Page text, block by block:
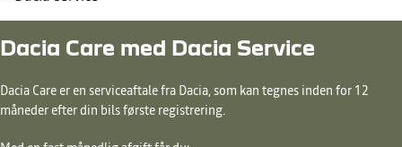
Dacia Care med Dacia Service
Dacia Care er en serviceaftale fra Dacia, som kan tegnes inden for 12
måneder efter din bils første registrering.